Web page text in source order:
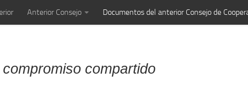
Anterior Consejo Documentos del anterior Consejo de
compromiso compartido